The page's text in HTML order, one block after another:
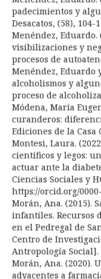
padecimientos y
Desacatos, (58), 104-
Menéndez, Eduardo.
visibilizaciones y
procesos de
Menéndez, Eduardo
alcoholismos y
proceso de
Módena, María
curanderos:
Ediciones de la Casa
Montesi, Laura.
científicos y legos:
actuar ante la
Ciencias Sociales y
https://orcid.org/
Morán, Ana. (2015).
infantiles. Recursos
en el Pedregal de
Centro de
Antropología Social].
Morán, Ana. (2020).
adyacentes a